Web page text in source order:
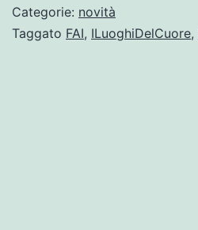
Categorie: novità
Taggato FAI, ILuoghiDelCuore,